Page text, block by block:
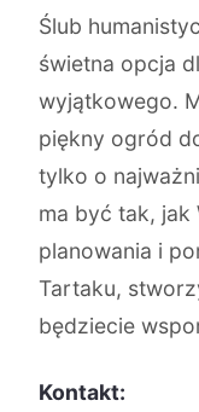
Ślub
świetna opcja
wyjątkowego.
piękny ogród
tylko o
ma być tak, jak
planowania i
Tartaku,
będziecie
Kontakt: